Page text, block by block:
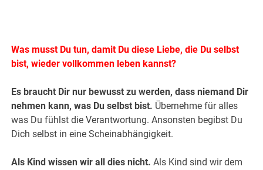
Was musst Du tun, damit Du diese Liebe, die Du selbst
bist, wieder vollkommen leben kannst?
Es braucht Dir nur bewusst zu werden, dass niemand Dir
nehmen kann, was Du selbst bist. Übernehme für alles
was Du fühlst die Verantwortung. Ansonsten begibst Du
Dich selbst in eine Scheinabhängigkeit.
Als Kind wissen wir all dies nicht. Als Kind sind wir dem